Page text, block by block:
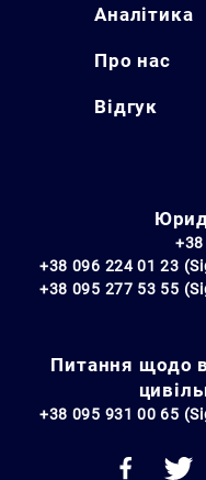
Аналітика
Про нас
Відгук
+38 096 224 01 23
+38 095 277 53 55
Питання щодо
+38 095 931 00 65